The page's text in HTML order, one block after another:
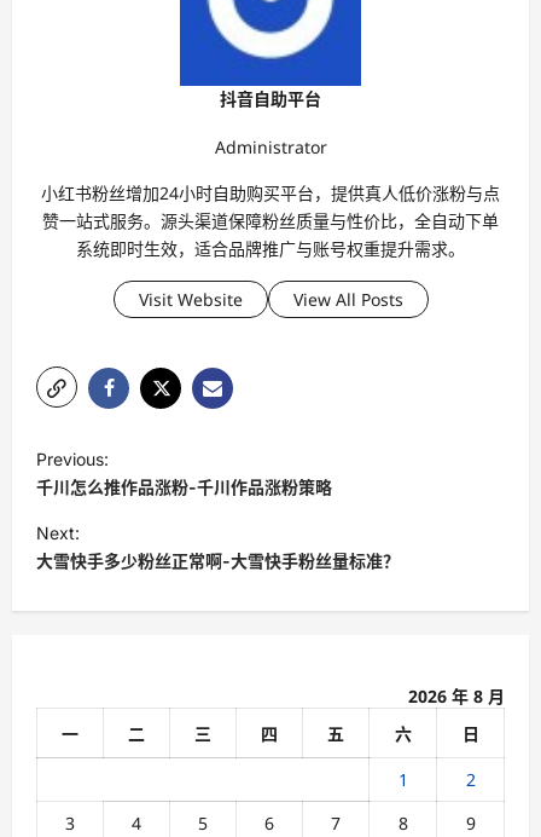
抖音自助平台
Administrator
小红书粉丝增加24小时自助购买平台，提供真人低价涨粉与点
赞一站式服务。源头渠道保障粉丝质量与性价比，全自动下单
系统即时生效，适合品牌推广与账号权重提升需求。
Visit Website View All Posts
P
o
s
t
i
Previous:
千川怎么推作品涨粉-千川作品涨粉策略
Next:
大雪快手多少粉丝正常啊-大雪快手粉丝量标准？
2026 年 8 月
一
二 三 四 五 六
日
1
2
3
4 5 6 7 8
9